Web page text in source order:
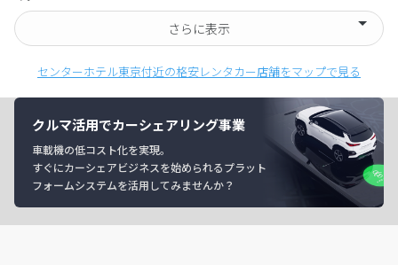
さらに表示
センターホテル東京付近の格安レンタカー店舗をマップで見る
クルマ活用でカーシェアリング事業
車載機の低コスト化を実現。
すぐにカーシェアビジネスを始められるプラット
フォームシステムを活用してみませんか？